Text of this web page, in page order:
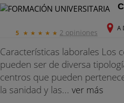
A
5 ★ ★ ★ ★ ★ 2 opiniones
Características laborales Los
pueden ser de diversa
centros que pueden
la sanidad y las... ver más